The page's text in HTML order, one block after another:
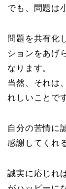
でも、問題は
問題を共有化
ションをあげ
なります。
当然、それは
れしいことで
自分の苦情に
感謝してくれ
誠実に応じれ